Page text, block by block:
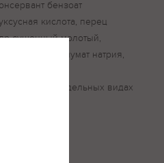
бензоат
кислота, перец
сушенный молотый,
вкуса-глумат натрия,
при отдельных видах